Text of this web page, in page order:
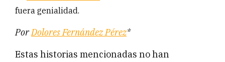
fuera genialidad.
PorDolores Fernández Pérez*
Estas historias mencionadas no han